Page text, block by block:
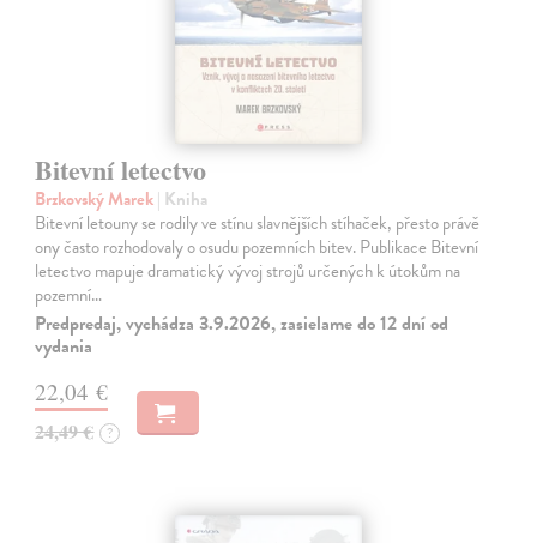
Bitevní letectvo
Brzkovský Marek| Kniha
Bitevní letouny se rodily ve stínu slavnějších stíhaček, přesto právě
ony často rozhodovaly o osudu pozemních bitev. Publikace Bitevní
letectvo mapuje dramatický vývoj strojů určených k útokům na
pozemní…
Predpredaj, vychádza 3.9.2026, zasielame do 12 dní od
vydania
22,04 €
24,49 € ?